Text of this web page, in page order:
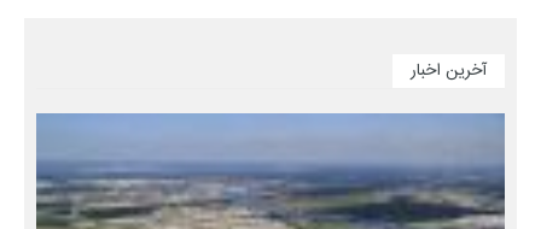
آخرین اخبار